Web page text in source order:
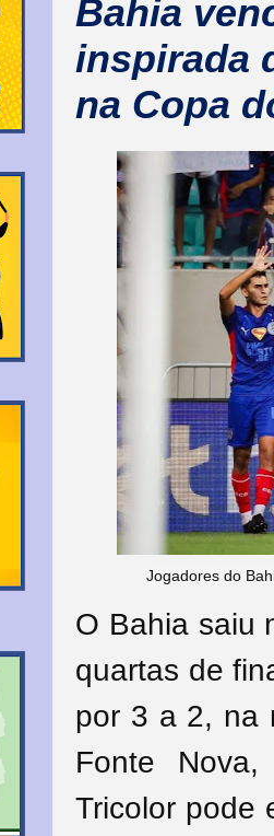
Bahia
inspirada
na Copa
Jogadores do
O Bahia saiu
quartas de
por 3 a 2, na
Fonte
Tricolor pode